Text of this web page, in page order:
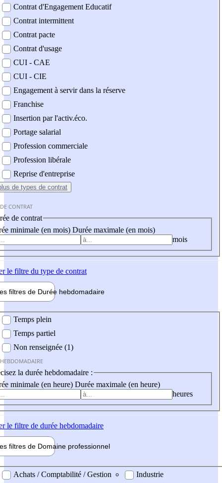
Contrat d'Engagement Educatif
Contrat intermittent
Contrat pacte
Contrat d'usage
CUI - CAE
CUI - CIE
Engagement à servir dans la réserve
Franchise
Insertion par l'activ.éco.
Portage salarial
Profession commerciale
Profession libérale
Reprise d'entreprise
de types de contrat
CONTRAT
de contrat
minimale (en mois) Durée maximale (en mois)
mois
le filtre du type de contrat
filtres de Durée hebdomadaire
Temps plein
Temps partiel
Non renseignée (1)
la durée hebdomadaire :
minimale (en heure) Durée maximale (en heure)
heures
le filtre de durée hebdomadaire
filtres de Domaine professionnel
professionel
Achats / Comptabilité / Gestion
Industrie